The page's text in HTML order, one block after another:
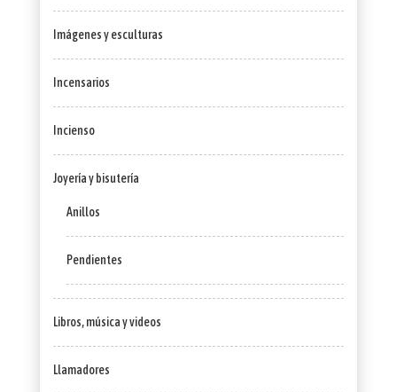
Imágenes y esculturas
Incensarios
Incienso
Joyería y bisutería
Anillos
Pendientes
Libros, música y videos
Llamadores